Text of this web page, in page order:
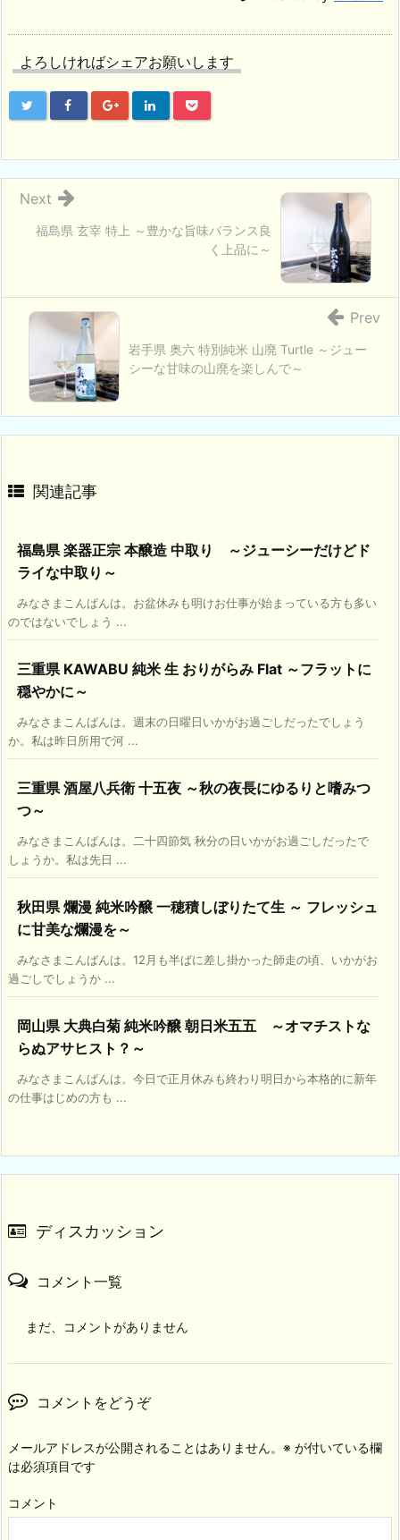
よろしければシェアお願いします
福島県 玄宰 特上 ～豊かな旨味バランス良
く上品に～
Next
岩手県 奥六 特別純米 山廃 Turtle ～ジュー
シーな甘味の山廃を楽しんで～
Prev
関連記事
福島県 楽器正宗 本醸造 中取り ～ジューシーだけどド
ライな中取り～
みなさまこんばんは。お盆休みも明けお仕事が始まっている方も多い
のではないでしょう ...
三重県 KAWABU 純米 生 おりがらみ Flat ～フラットに
穏やかに～
みなさまこんばんは。週末の日曜日いかがお過ごしだったでしょう
か。私は昨日所用で河 ...
三重県 酒屋八兵衛 十五夜 ～秋の夜長にゆるりと嗜みつ
つ～
みなさまこんばんは。二十四節気 秋分の日いかがお過ごしだったで
しょうか。私は先日 ...
秋田県 爛漫 純米吟醸 一穂積しぼりたて生 ～ フレッシュ
に甘美な爛漫を～
みなさまこんばんは。12月も半ばに差し掛かった師走の頃、いかがお
過ごしでしょうか ...
岡山県 大典白菊 純米吟醸 朝日米五五 ～オマチストな
らぬアサヒスト？～
みなさまこんばんは。今日で正月休みも終わり明日から本格的に新年
の仕事はじめの方も ...
ディスカッション
コメント一覧
まだ、コメントがありません
コメントをどうぞ
メールアドレスが公開されることはありません。 ※ が付いている欄
は必須項目です
コメント